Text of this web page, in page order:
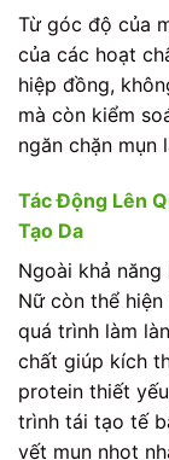
Từ góc độ của
của các hoạt
hiệp đồng,
mà còn kiểm
ngăn chặn mụn
Tác Động Lên
Tạo Da
Ngoài khả
Nữ còn thể
quá trình làm
chất giúp kích
protein thiết
trình tái tạo tế
vết mụn nhọt